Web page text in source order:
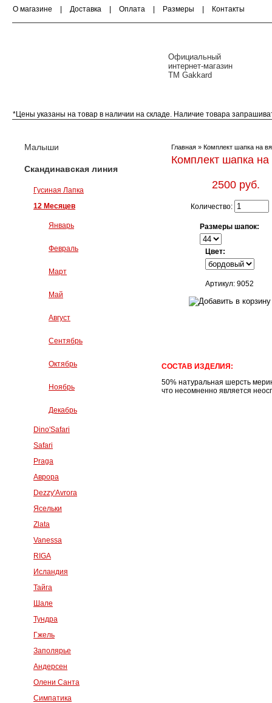
О магазине Доставка Оплата Размеры Контакты
Официальный
интернет-магазин
ТМ Gakkard
*Цены указаны на товар в наличии на складе. Наличие товара
Малыши
Скандинавская линия
Гусиная Лапка
12 Месяцев
Январь
Февраль
Март
Май
Август
Сентябрь
Октябрь
Ноябрь
Декабрь
Dino'Safari
Safari
Praga
Аврора
Dezzy'Avrora
Ясельки
Zlata
Vanessa
RIGA
Исландия
Тайга
Шале
Тундра
Гжель
Заполярье
Андерсен
Олени Санта
Симпатика
Главная » Комплект шапка на
Комплект шапка
2500 руб.
Количество:
Размеры шапок:
Цвет:
Артикул: 9052
СОСТАВ ИЗДЕЛИЯ:
50% натуральная шерсть
что несомненно является